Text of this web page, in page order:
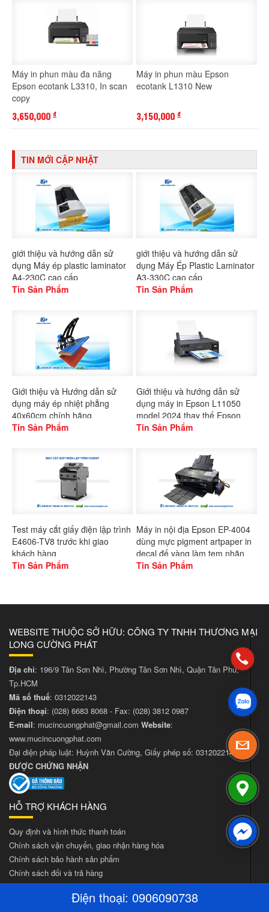
Điện thoại: 0906090738
Máy in phun màu đa năng
Epson ecotank L3310, In scan
copy
3,650,000 đ
Máy in phun màu Epson
ecotank L1310 New
3,150,000 đ
TIN MỚI CẬP NHẬT
giới thiệu và hướng dẫn sử
dụng Máy ép plastic laminator
A4-230C cao cấp
Tin Sản Phẩm
giới thiệu và hướng dẫn sử
dụng Máy Ép Plastic Laminator
A3-330C cao cấp
Tin Sản Phẩm
Giới thiệu và Hướng dẫn sử
dụng máy ép nhiệt phẳng
40x60cm chính hãng
Gaoshang
Tin Sản Phẩm
Giới thiệu và hướng dẫn sử
dụng máy in Epson L11050
model 2024 thay thế Epson
L1300
Tin Sản Phẩm
Test máy cắt giấy điện lập trình
E4606-TV8 trước khi giao
khách hàng
Tin Sản Phẩm
Máy in nội địa Epson EP-4004
dùng mực pigment artpaper in
decal đế vàng làm tem nhãn
Tin Sản Phẩm
WEBSITE THUỘC SỞ HỮU: CÔNG TY TNHH THƯƠNG MẠI
LONG CƯỜNG PHÁT
Địa chỉ: 196/9 Tân Sơn Nhì, Phường Tân Sơn Nhì, Quận Tân Phú,
Tp.HCM
Mã số thuế: 0312022143
Điện thoại: (028) 6683 8068 - Fax: (028) 3812 0987
E-mail: mucincuongphat@gmail.com Website:
www.mucincuongphat.com
Đại diện pháp luật: Huỳnh Văn Cường, Giấy phép số: 0312022143
ĐƯỢC CHỨNG NHẬN
HỖ TRỢ KHÁCH HÀNG
Quy định và hình thức thanh toán
Chính sách vận chuyển, giao nhận hàng hóa
Chính sách bảo hành sản phẩm
Chính sách đổi và trả hàng
Chính sách bảo mật thông tin khách hàng